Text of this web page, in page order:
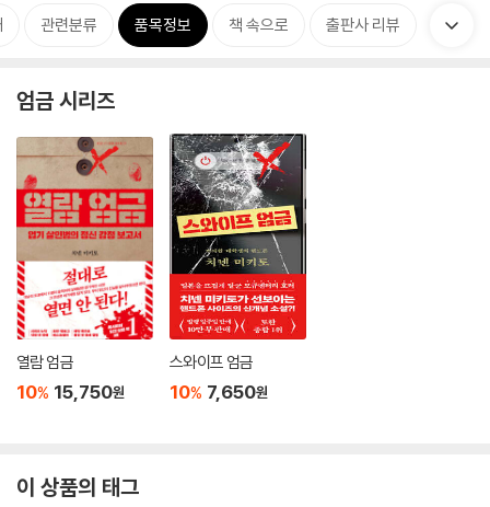
관련분류 품목정보 책 속으로 출판사 리뷰
엄금 시리즈
열람 엄금
10% 15,750원
스와이프 엄금
10% 7,650원
이 상품의 태그